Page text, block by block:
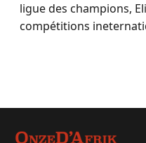
ligue des champions,
compétitions